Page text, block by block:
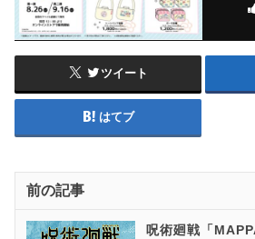
ツイート
はてブ
前の記事
呪術廻戦「